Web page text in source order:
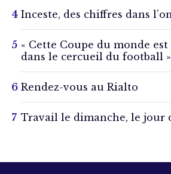
Inceste, des chiffres dans
« Cette Coupe du monde
dans le cercueil du football »
Rendez-vous au Rialto
Travail le dimanche, le jour